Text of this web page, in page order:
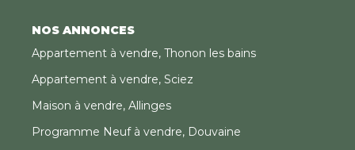
NOS ANNONCES
Appartement à vendre, Thonon les bains
Appartement à vendre, Sciez
Maison à vendre, Allinges
Programme Neuf à vendre, Douvaine